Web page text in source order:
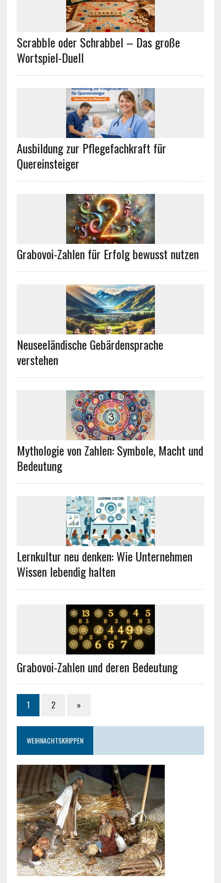
Scrabble oder Schrabbel – Das große
Wortspiel-Duell
Ausbildung zur Pflegefachkraft für
Quereinsteiger
Grabovoi-Zahlen für Erfolg bewusst nutzen
Neuseeländische Gebärdensprache
verstehen
Mythologie von Zahlen: Symbole, Macht und
Bedeutung
Lernkultur neu denken: Wie Unternehmen
Wissen lebendig halten
Grabovoi-Zahlen und deren Bedeutung
1 2 »
WEIHNACHTSKRIPPEN